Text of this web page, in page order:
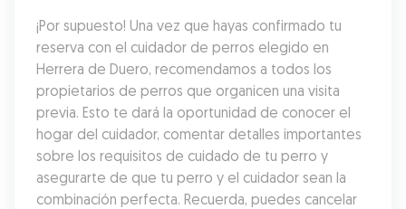
¡Por supuesto! Una vez que hayas confirmado tu
reserva con el cuidador de perros elegido en
Herrera de Duero, recomendamos a todos los
propietarios de perros que organicen una visita
previa. Esto te dará la oportunidad de conocer el
hogar del cuidador, comentar detalles importantes
sobre los requisitos de cuidado de tu perro y
asegurarte de que tu perro y el cuidador sean la
combinación perfecta. Recuerda, puedes cancelar